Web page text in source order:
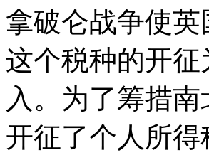
拿破仑战争使
这个税种的开
入。为了筹措
开征了个人所